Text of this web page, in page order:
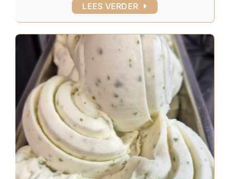
LEES VERDER